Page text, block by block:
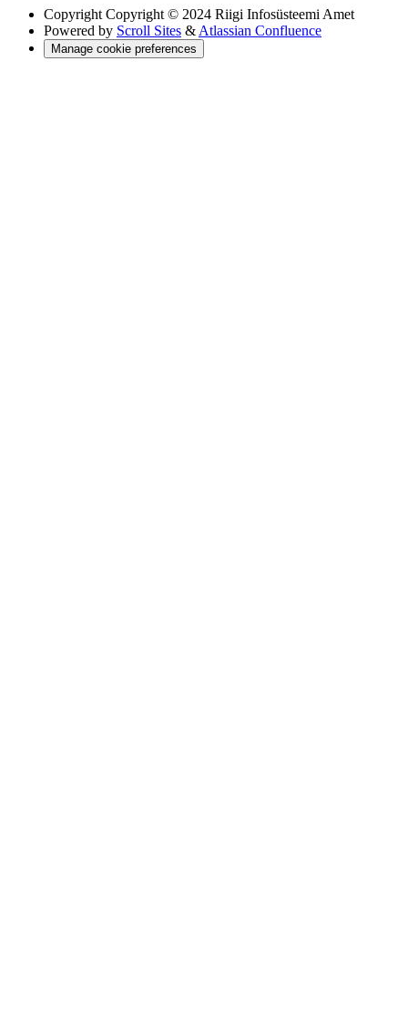
Copyright Copyright © 2024 Riigi Infosüsteemi Amet
Powered by Scroll Sites & Atlassian Confluence
Manage cookie preferences